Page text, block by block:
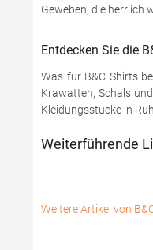
Geweben, die herrlich
Entdecken Sie die
Was für B&C Shirts
Krawatten, Schals
Kleidungsstücke in
Weiterführende
Weitere Artikel von